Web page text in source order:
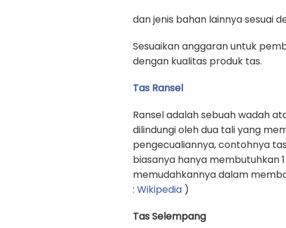
dan jenis bahan lainnya sesuai
Sesuaikan anggaran untuk
dengan kualitas produk tas.
Tas Ransel
Ransel adalah sebuah wadah
dilindungi oleh dua tali yang
pengecualiannya, contohnya
biasanya hanya membutuhkan
memudahkannya dalam
: Wikipedia )
Tas Selempang